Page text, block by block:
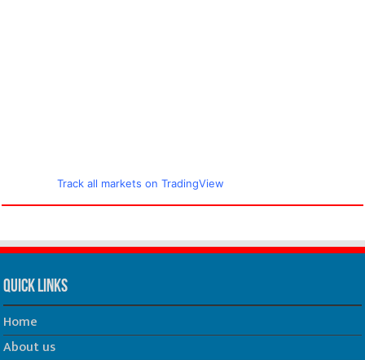
Track all markets on TradingView
Quick Links
Home
About us